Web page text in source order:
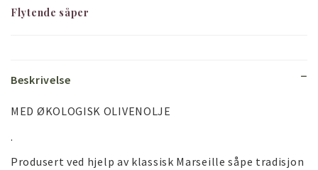
Flytende såper
Beskrivelse
MED ØKOLOGISK OLIVENOLJE
.
Produsert ved hjelp av klassisk Marseille såpe tradisjon